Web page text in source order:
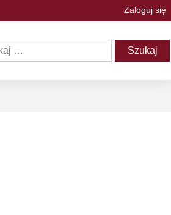
Zaloguj się